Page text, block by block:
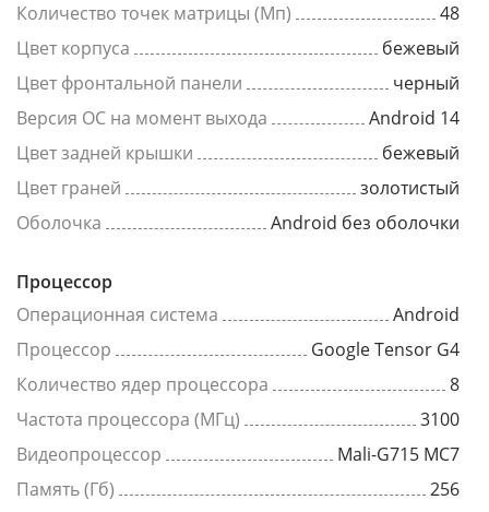
Количество точек матрицы (Мп)
48
Цвет корпуса
бежевый
Цвет фронтальной панели
черный
Версия ОС на момент выхода
Android 14
Цвет задней крышки
бежевый
Цвет граней
золотистый
Оболочка
Android без оболочки
Процессор
Операционная система
Android
Процессор
Google Tensor G4
Количество ядер процессора
8
Частота процессора (МГц)
3100
Видеопроцессор
Mali-G715 MC7
Память (Гб)
256